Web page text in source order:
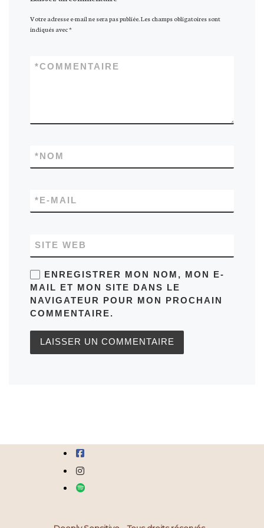
Votre adresse e-mail ne sera pas publiée.Les champs obligatoires sont
indiqués avec*
COMMENTAIRE
*
NOM
*
E-MAIL
*
SITE WEB
ENREGISTRER MON NOM, MON E-
MAIL ET MON SITE DANS LE
NAVIGATEUR POUR MON PROCHAIN
COMMENTAIRE.